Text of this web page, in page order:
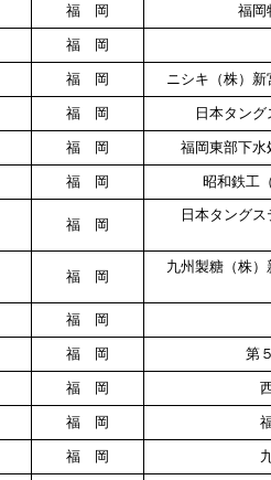
福 岡 福岡
福 岡
福 岡 ニシキ（株）
福 岡 日本タン
福 岡 福岡東部下水
福 岡 昭和鉄工
福 岡
日本タング
福 岡
九州製糖（株
福 岡
福 岡 第
福 岡
福 岡
福 岡